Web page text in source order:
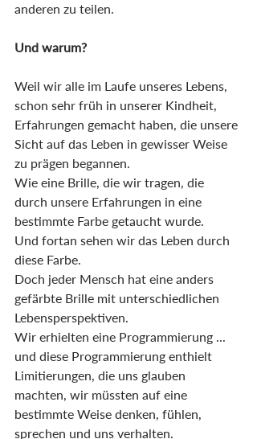
anderen zu teilen.
Und warum?
Weil wir alle im Laufe unseres Lebens,
schon sehr früh in unserer Kindheit,
Erfahrungen gemacht haben, die unsere
Sicht auf das Leben in gewisser Weise
zu prägen begannen.
Wie eine Brille, die wir tragen, die
durch unsere Erfahrungen in eine
bestimmte Farbe getaucht wurde.
Und fortan sehen wir das Leben durch
diese Farbe.
Doch jeder Mensch hat eine anders
gefärbte Brille mit unterschiedlichen
Lebensperspektiven.
Wir erhielten eine Programmierung ...
und diese Programmierung enthielt
Limitierungen, die uns glauben
machten, wir müssten auf eine
bestimmte Weise denken, fühlen,
sprechen und uns verhalten.